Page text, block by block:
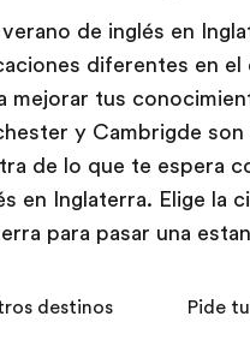
de inglés en
diferentes en
mejorar tus
y Cambrigde son
de lo que te espera
en Inglaterra. Elige la
para pasar una
destinos Pide